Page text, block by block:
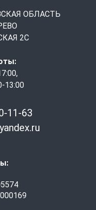
ОБЛАСТЬ
2С
13:00
11-63